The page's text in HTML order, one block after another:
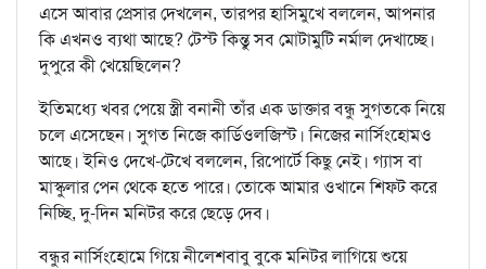
এসে আবার প্রেসার দেখলেন, তারপর হাসিমুখে বললেন, আপনার
কি এখনও ব্যথা আছে? টেস্ট কিন্তু সব মোটামুটি নর্মাল দেখাচ্ছে।
দুপুরে কী খেয়েছিলেন?
ইতিমধ্যে খবর পেয়ে স্ত্রী বনানী তাঁর এক ডাক্তার বন্ধু সুগতকে নিয়ে
চলে এসেছেন। সুগত নিজে কার্ডিওলজিস্ট। নিজের নার্সিংহোমও
আছে। ইনিও দেখে-টেখে বললেন, রিপোর্টে কিছু নেই। গ্যাস বা
মাস্কুলার পেন থেকে হতে পারে। তোকে আমার ওখানে শিফট করে
নিচ্ছি, দু-দিন মনিটর করে ছেড়ে দেব।
বন্ধুর নার্সিংহোমে গিয়ে নীলেশবাবু বুকে মনিটর লাগিয়ে শুয়ে